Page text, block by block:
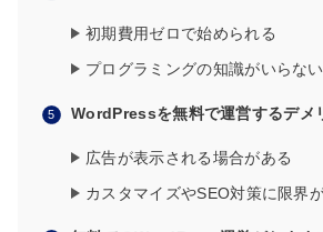
初期費用ゼロで始められる
プログラミングの知識がいらない
WordPressを無料で運営するデメ
広告が表示される場合がある
カスタマイズやSEO対策に限界